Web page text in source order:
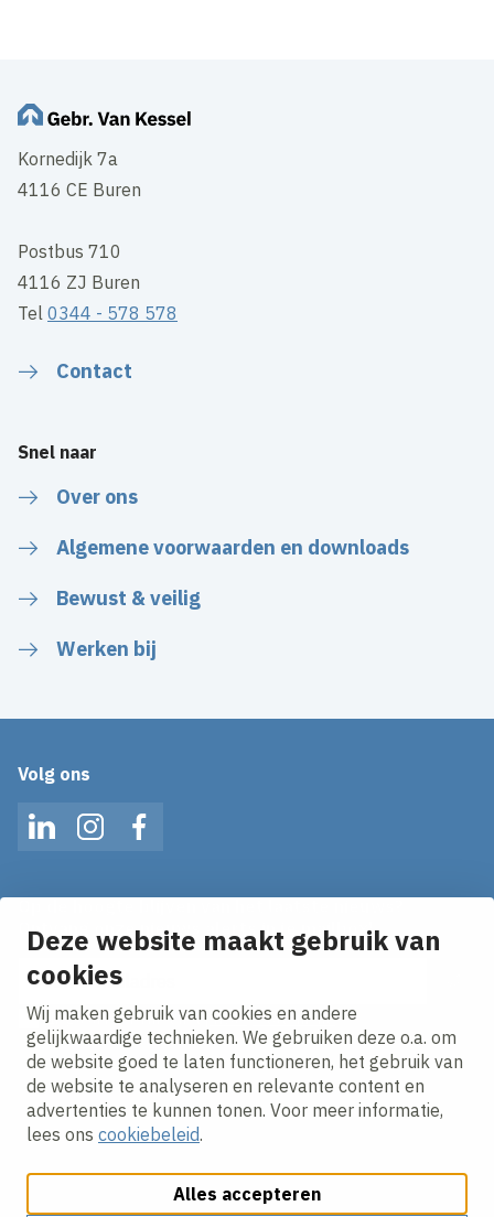
Deze website maakt gebruik van
cookies
Wij maken gebruik van cookies en andere
gelijkwaardige technieken. We gebruiken deze o.a. om
de website goed te laten functioneren, het gebruik van
de website te analyseren en relevante content en
advertenties te kunnen tonen. Voor meer informatie,
lees ons cookiebeleid.
Alles accepteren
Kornedijk 7a
4116 CE Buren
Postbus 710
4116 ZJ Buren
Tel0344 - 578 578
Contact
Snel naar
Over ons
Algemene voorwaarden en downloads
Bewust & veilig
Werken bij
Volg ons
LinkedInInstagramFacebook
Ontvang onze nieuws alerts in je mailbox!
E-mailadres
Ik ga akkoord met hetprivacy statement.
Cookies aanpassenCookie beleidPrivacy policy